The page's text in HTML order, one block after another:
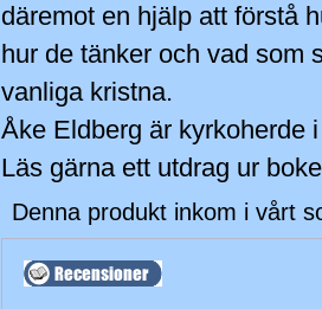
däremot en hjälp att förstå
hur de tänker och vad som
vanliga kristna.
Åke Eldberg är kyrkoherde
Läs gärna ett utdrag ur
Denna produkt inkom i vårt